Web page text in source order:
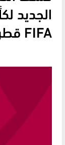
FIFA قطر 2025